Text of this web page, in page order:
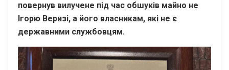
повернув вилучене під час обшуків майно не
Ігорю Веризі, а його власникам, які не є
державними службовцям.